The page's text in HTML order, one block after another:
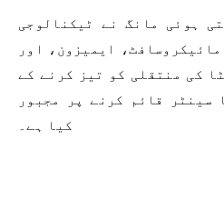
ہوئی مانگ نے ٹیکنالوجی
ایمیزون، اور
کی منتقلی کو تیز کرنے کے
سینٹر قائم کرنے پر مجبور
کیا ہے۔